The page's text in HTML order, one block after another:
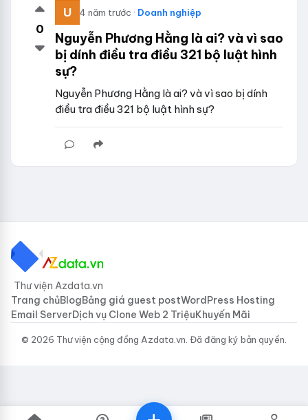
0
4 năm trước · Doanh nghiệp
Nguyễn Phương Hằng là ai? và vì sao
bị dính điều tra điều 321 bộ luật hình
sự?
Nguyễn Phương Hằng là ai? và vì sao bị dính
điều tra điều 321 bộ luật hình sự?
Thư viện Azdata.vn
Trang chủBlogBảng giá guest postWordPress Hosting
Email ServerDịch vụ Clone Web 2 TriệuKhuyến Mãi
© 2026 Thư viện cộng đồng Azdata.vn. Đã đăng ký bản quyền.